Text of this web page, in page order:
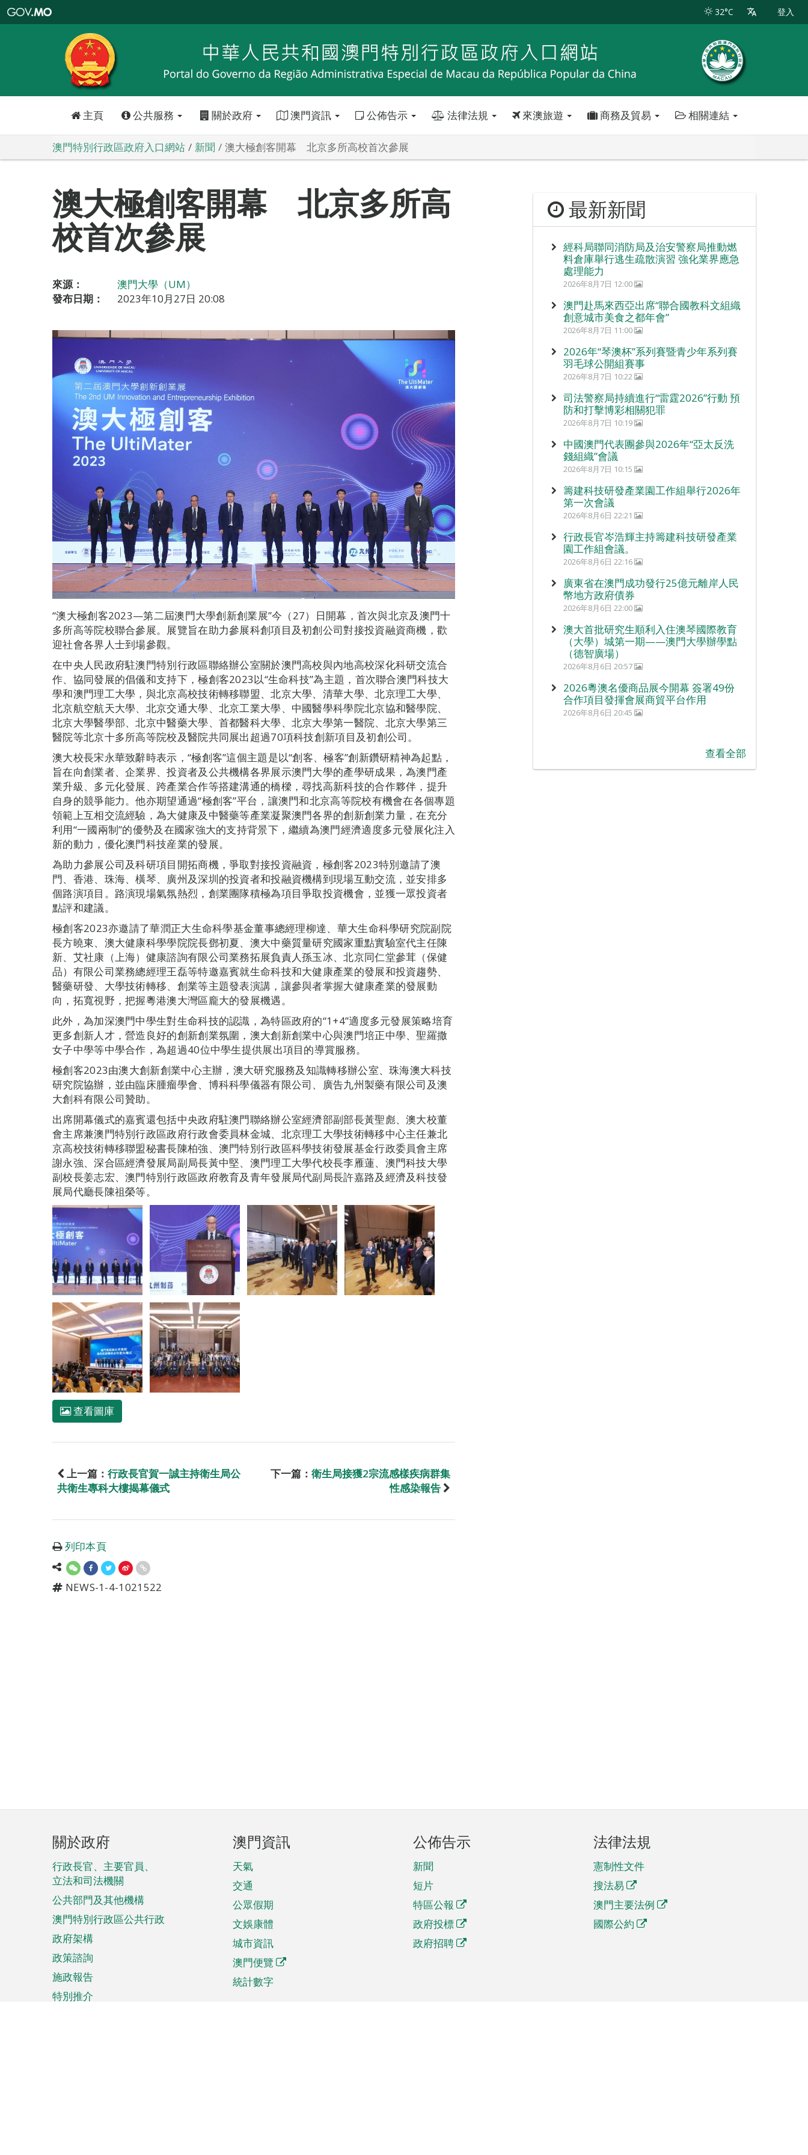
特
政
區
政
口
32°C 登入
主頁 公共服務 關於政府 澳門資訊 公佈告示 法律法規 來澳旅遊 商務及貿易 相關連結
澳門特別行政區政府入口網站 新聞 澳大極創客開幕 北京多所高校首次參展
澳大極創客開幕 北京多所高
校首次參展
來源：
澳門大學（UM）
發布日期：
2023年10月27日 20:08
“澳大極創客2023—第二屆澳門大學創新創業展”今（27）日開幕，首次與北京及澳門十
多所高等院校聯合參展。展覽旨在助力參展科創項目及初創公司對接投資融資商機，歡
迎社會各界人士到場參觀。
在中央人民政府駐澳門特別行政區聯絡辦公室關於澳門高校與內地高校深化科研交流合
作、協同發展的倡儀和支持下，極創客2023以“生命科技”為主題，首次聯合澳門科技大
學和澳門理工大學，與北京高校技術轉移聯盟、北京大學、清華大學、北京理工大學、
北京航空航天大學、北京交通大學、北京工業大學、中國醫學科學院北京協和醫學院、
北京大學醫學部、北京中醫藥大學、首都醫科大學、北京大學第一醫院、北京大學第三
醫院等北京十多所高等院校及醫院共同展出超過70項科技創新項目及初創公司。
澳大校長宋永華致辭時表示，“極創客”這個主題是以“創客、極客”創新鑽研精神為起點，
旨在向創業者、企業界、投資者及公共機構各界展示澳門大學的產學研成果，為澳門產
業升級、多元化發展、跨產業合作等搭建溝通的橋樑，尋找高新科技的合作夥伴，提升
自身的競爭能力。他亦期望通過“極創客”平台，讓澳門和北京高等院校有機會在各個專題
領範上互相交流經驗，為大健康及中醫藥等產業凝聚澳門各界的創新創業力量，在充分
利用“一國兩制”的優勢及在國家強大的支持背景下，繼續為澳門經濟適度多元發展化注入
新的動力，優化澳門科技産業的發展。
為助力參展公司及科研項目開拓商機，爭取對接投資融資，極創客2023特別邀請了澳
門、香港、珠海、橫琴、廣州及深圳的投資者和投融資機構到現場互動交流，並安排多
個路演項目。路演現場氣氛熱烈，創業團隊積極為項目爭取投資機會，並獲一眾投資者
點評和建議。
極創客2023亦邀請了華潤正大生命科學基金董事總經理柳達、華大生命科學研究院副院
長方曉東、澳大健康科學學院院長鄧初夏、澳大中藥質量研究國家重點實驗室代主任陳
新、艾社康（上海）健康諮詢有限公司業務拓展負責人孫玉冰、北京同仁堂參茸（保健
品）有限公司業務總經理王磊等特邀嘉賓就生命科技和大健康產業的發展和投資趨勢、
醫藥研發、大學技術轉移、創業等主題發表演講，讓參與者掌握大健康產業的發展動
向，拓寬視野，把握粵港澳大灣區龐大的發展機遇。
此外，為加深澳門中學生對生命科技的認識，為特區政府的“1+4”適度多元發展策略培育
更多創新人才，營造良好的創新創業氛圍，澳大創新創業中心與澳門培正中學、聖羅撒
女子中學等中學合作，為超過40位中學生提供展出項目的導賞服務。
極創客2023由澳大創新創業中心主辦，澳大研究服務及知識轉移辦公室、珠海澳大科技
研究院協辦，並由臨床腫瘤學會、博科科學儀器有限公司、廣告九州製藥有限公司及澳
大創科有限公司贊助。
出席開幕儀式的嘉賓還包括中央政府駐澳門聯絡辦公室經濟部副部長黃聖彪、澳大校董
會主席兼澳門特別行政區政府行政會委員林金城、北京理工大學技術轉移中心主任兼北
京高校技術轉移聯盟秘書長陳柏強、澳門特別行政區科學技術發展基金行政委員會主席
謝永強、深合區經濟發展局副局長黃中堅、澳門理工大學代校長李雁蓮、澳門科技大學
副校長姜志宏、澳門特別行政區政府教育及青年發展局代副局長許嘉路及經濟及科技發
展局代廳長陳祖榮等。
查看圖庫
上一篇： 行政長官賀一誠主持衛生局公
共衛生專科大樓揭幕儀式
下一篇： 衛生局接獲2宗流感樣疾病群集
性感染報告
列印本頁
NEWS-1-4-1021522
最新新聞
經科局聯同消防局及治安警察局推動燃
料倉庫舉行逃生疏散演習 強化業界應急
處理能力
2026年8月7日 12:00
澳門赴馬來西亞出席“聯合國教科文組織
創意城市美食之都年會”
2026年8月7日 11:00
2026年“琴澳杯”系列賽暨青少年系列賽
羽毛球公開組賽事
2026年8月7日 10:22
司法警察局持續進行“雷霆2026”行動 預
防和打擊博彩相關犯罪
2026年8月7日 10:19
中國澳門代表團參與2026年“亞太反洗
錢組織”會議
2026年8月7日 10:15
籌建科技研發產業園工作組舉行2026年
第一次會議
2026年8月6日 22:21
行政長官岑浩輝主持籌建科技研發產業
園工作組會議。
2026年8月6日 22:16
廣東省在澳門成功發行25億元離岸人民
幣地方政府債券
2026年8月6日 22:00
澳大首批研究生順利入住澳琴國際教育
（大學）城第一期——澳門大學辦學點
（德智廣場）
2026年8月6日 20:57
2026粵澳名優商品展今開幕 簽署49份
合作項目發揮會展商貿平台作用
2026年8月6日 20:45
查看全部
頁
腳
菜
單
關於政府
行政長官、主要官員、
立法和司法機關
公共部門及其他機構
澳門特別行政區公共行政
政府架構
政策諮詢
施政報告
特別推介
澳門資訊
天氣
交通
公眾假期
文娛康體
城市資訊
澳門便覽
統計數字
公佈告示
新聞
短片
特區公報
政府投標
政府招聘
法律法規
憲制性文件
搜法易
澳門主要法例
國際公約